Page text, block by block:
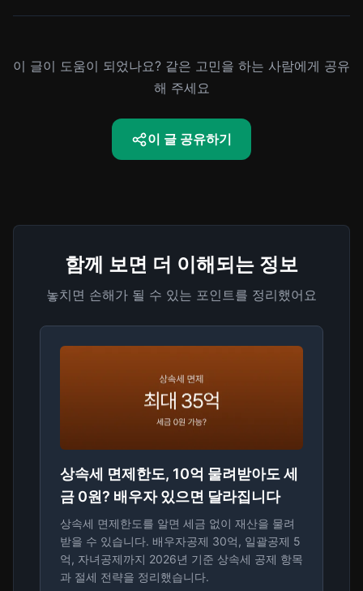
이 글이 도움이 되었나요? 같은 고민을 하는 사람에게 공유
해 주세요
이 글 공유하기
함께 보면 더 이해되는 정보
놓치면 손해가 될 수 있는 포인트를 정리했어요
상속세 면제한도, 10억 물려받아도 세
금 0원? 배우자 있으면 달라집니다
상속세 면제한도를 알면 세금 없이 재산을 물려
받을 수 있습니다. 배우자공제 30억, 일괄공제 5
억, 자녀공제까지 2026년 기준 상속세 공제 항목
과 절세 전략을 정리했습니다.